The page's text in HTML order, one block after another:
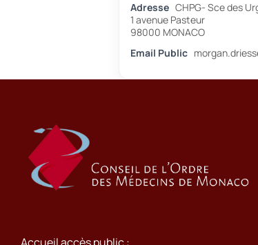
Adresse CHPG- Sce des
1 avenue Pasteur
98000 MONACO
Email Public